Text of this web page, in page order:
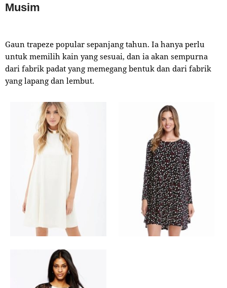
Musim
Gaun trapeze popular sepanjang tahun. Ia hanya perlu
untuk memilih kain yang sesuai, dan ia akan sempurna
dari fabrik padat yang memegang bentuk dan dari fabrik
yang lapang dan lembut.